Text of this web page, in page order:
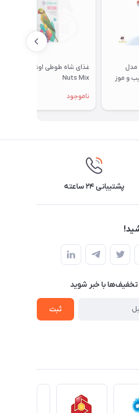
مدل
و موز
غذای شاه طوطی اوشکایا مدل
Nuts Mix
ناموجود
پشتیبانی ۲۴ ساعته
با‌ خبر شوید
ثبت